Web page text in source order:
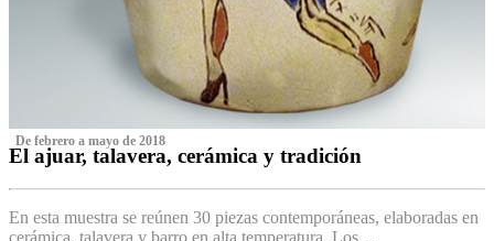
‌ De febrero a mayo de 2018
El ajuar, talavera, cerámica y tradición
En esta muestra se reúnen 30 piezas contemporáneas, elaboradas en